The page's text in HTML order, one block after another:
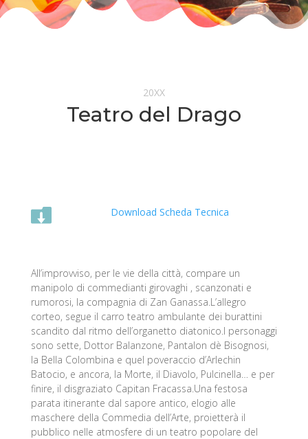
20XX
Teatro del Drago
 Download Scheda Tecnica
All’improvviso, per le vie della città, compare un
manipolo di commedianti girovaghi , scanzonati e
rumorosi, la compagnia di Zan Ganassa.L’allegro
corteo, segue il carro teatro ambulante dei burattini
scandito dal ritmo dell’organetto diatonico.I personaggi
sono sette, Dottor Balanzone, Pantalon dè Bisognosi,
la Bella Colombina e quel poveraccio d’Arlechin
Batocio, e ancora, la Morte, il Diavolo, Pulcinella… e per
finire, il disgraziato Capitan Fracassa.Una festosa
parata itinerante dal sapore antico, elogio alle
maschere della Commedia dell’Arte, proietterà il
pubblico nelle atmosfere di un teatro popolare del